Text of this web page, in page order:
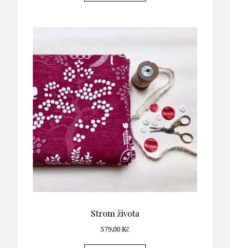
Strom života
579,00 Kč